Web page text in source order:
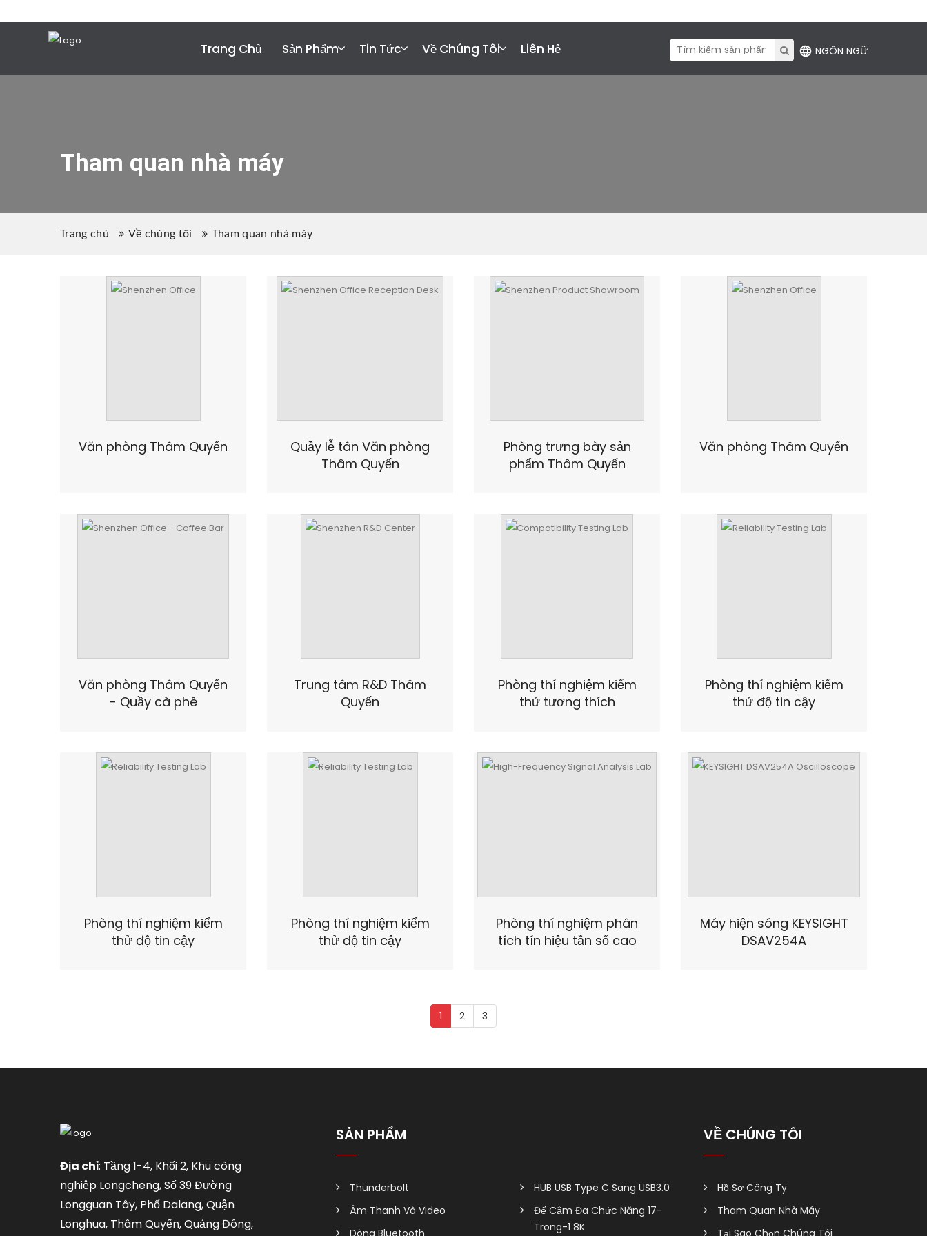
Trang Chủ Sản Phẩm Tin Tức Về Chúng Tôi Liên Hệ NGÔN NGỮ
Tham quan nhà máy
Trang chủ Về chúng tôi Tham quan nhà máy
Văn phòng Thâm Quyến
Quầy lễ tân Văn phòng
Thâm Quyến
Phòng trưng bày sản
phẩm Thâm Quyến
Văn phòng Thâm Quyến
Văn phòng Thâm Quyến
- Quầy cà phê
Trung tâm R&D Thâm
Quyến
Phòng thí nghiệm kiểm
thử tương thích
Phòng thí nghiệm kiểm
thử độ tin cậy
Phòng thí nghiệm kiểm
thử độ tin cậy
Phòng thí nghiệm kiểm
thử độ tin cậy
Phòng thí nghiệm phân
tích tín hiệu tần số cao
Máy hiện sóng KEYSIGHT
DSAV254A
1 2 3
Địa chỉ: Tầng 1-4, Khối 2, Khu công
nghiệp Longcheng, Số 39 Đường
Longguan Tây, Phố Dalang, Quận
Longhua, Thâm Quyến, Quảng Đông,
SẢN PHẨM
Thunderbolt
Âm Thanh Và Video
HUB USB Type C Sang USB3.0
Đế Cắm Đa Chức Năng 17-
Trong-1 8K
VỀ CHÚNG TÔI
Hồ Sơ Công Ty
Tham Quan Nhà Máy